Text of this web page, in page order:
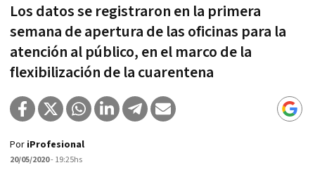
Los datos se registraron en la primera
semana de apertura de las oficinas para la
atención al público, en el marco de la
flexibilización de la cuarentena
Por iProfesional
20/05/2020- 19:25hs